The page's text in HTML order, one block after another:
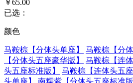
￥65.00
已选：
颜色
马鞍棕【分体头单座】 马鞍棕【分
【分体头五座豪华版】
马鞍棕【连体
头五座标准版】
马鞍棕【连体头五座